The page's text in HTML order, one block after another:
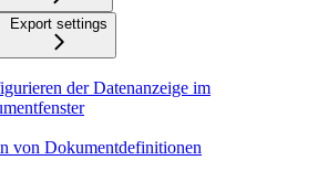
Export settings
der Datenanzeige im
von Dokumentdefinitionen